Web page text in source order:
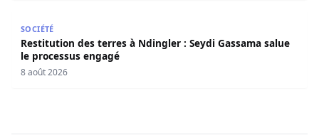
SOCIÉTÉ
Restitution des terres à Ndingler : Seydi Gassama salue
le processus engagé
8 août 2026